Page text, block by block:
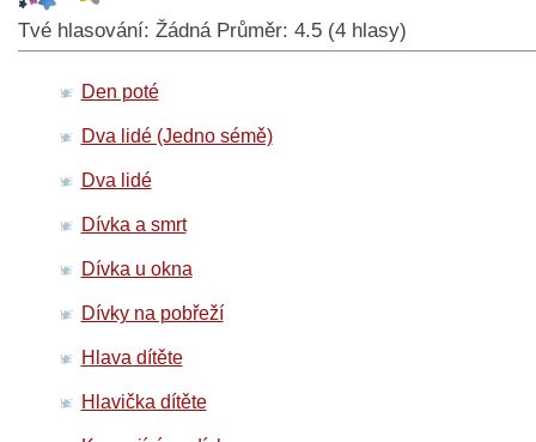
Tvé hlasování: Žádná Průměr: 4.5 (4 hlasy)
Den poté
Dva lidé (Jedno sémě)
Dva lidé
Dívka a smrt
Dívka u okna
Dívky na pobřeží
Hlava dítěte
Hlavička dítěte